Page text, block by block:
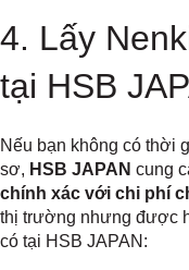
4. Lấy
tại HSB
Nếu bạn không có thời
sơ, HSB JAPAN cung
chính xác với chi phí
thị trường nhưng được
có tại HSB JAPAN: